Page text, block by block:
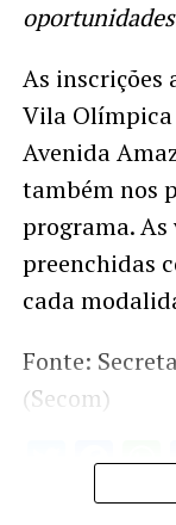
As inscrições
Vila
Avenida
também nos
programa. As
preenchidas
cada
Fonte:
(Secom)